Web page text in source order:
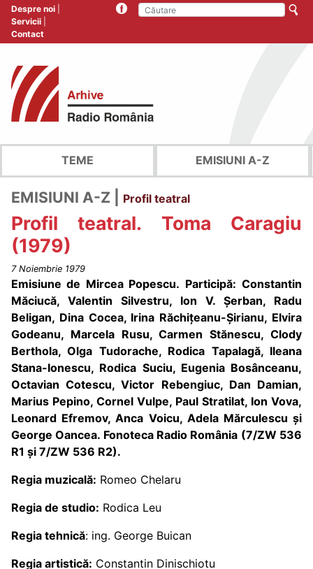
Despre noi
Servicii
Contact
TEME EMISIUNI A-Z
EMISIUNI A-Z | Profil teatral
Profil teatral. Toma Caragiu
(1979)
7 Noiembrie 1979
Emisiune de Mircea Popescu. Participă: Constantin
Măciucă, Valentin Silvestru, Ion V. Șerban, Radu
Beligan, Dina Cocea, Irina Răchițeanu-Șirianu, Elvira
Godeanu, Marcela Rusu, Carmen Stănescu, Clody
Berthola, Olga Tudorache, Rodica Tapalagă, Ileana
Stana-Ionescu, Rodica Suciu, Eugenia Bosânceanu,
Octavian Cotescu, Victor Rebengiuc, Dan Damian,
Marius Pepino, Cornel Vulpe, Paul Stratilat, Ion Vova,
Leonard Efremov, Anca Voicu, Adela Mărculescu și
George Oancea. Fonoteca Radio România (7/ZW 536
R1 și 7/ZW 536 R2).
Regia muzicală: Romeo Chelaru
Regia de studio: Rodica Leu
Regia tehnică: ing. George Buican
Regia artistică: Constantin Dinischiotu